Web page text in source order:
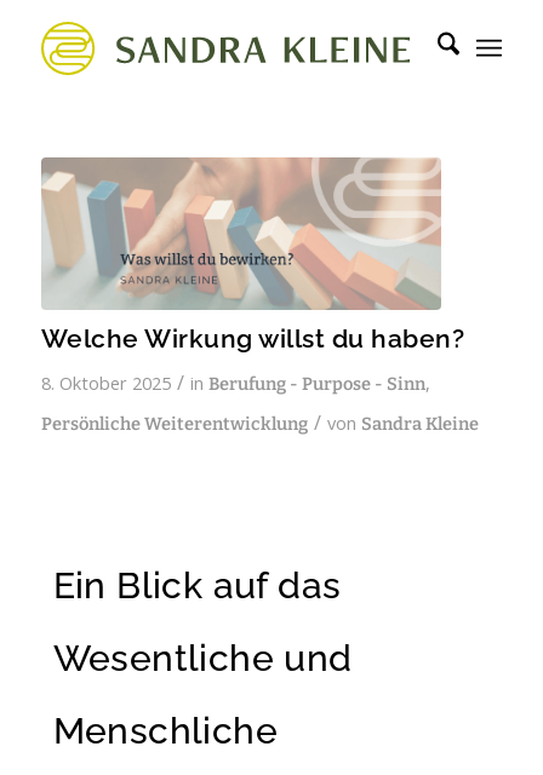
Welche Wirkung willst du haben?
8. Oktober 2025 / in Berufung - Purpose - Sinn,
Persönliche Weiterentwicklung / von Sandra Kleine
Ein Blick auf das
Wesentliche und
Menschliche